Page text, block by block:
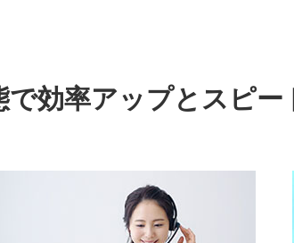
効率アップとスピ